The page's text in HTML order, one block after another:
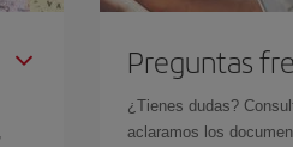
Preguntas
¿Tienes dudas?
aclaramos los